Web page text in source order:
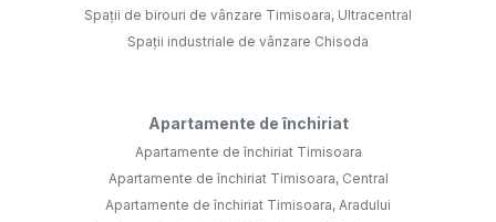
Spații de birouri de vânzare Timisoara, Ultracentral
Spații industriale de vânzare Chisoda
Apartamente de închiriat
Apartamente de închiriat Timisoara
Apartamente de închiriat Timisoara, Central
Apartamente de închiriat Timisoara, Aradului